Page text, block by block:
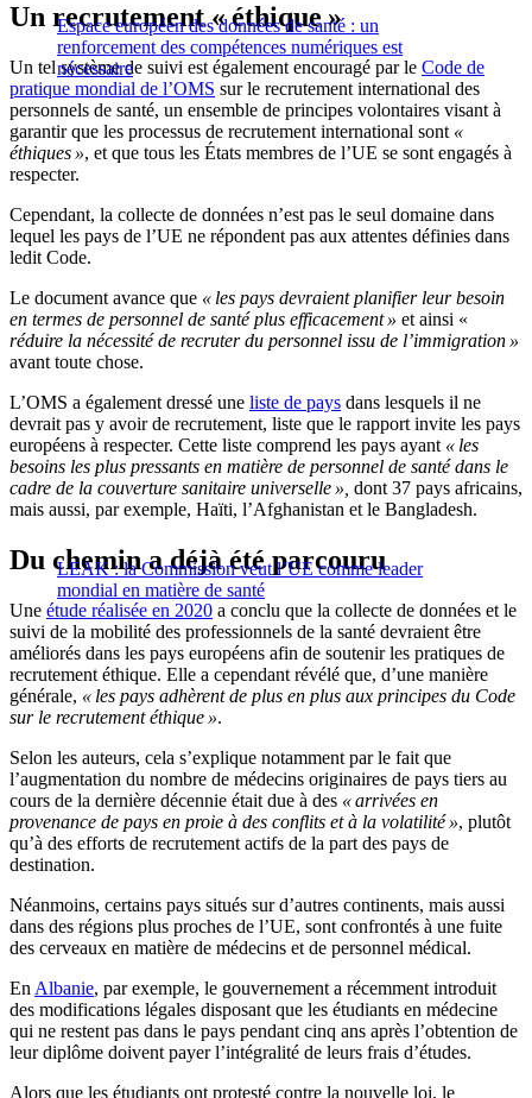
Espace européen des données de santé : un
renforcement des compétences numériques est
nécessaire
Un recrutement « éthique »
Un tel système de suivi est également encouragé par le Code de
pratique mondial de l’OMS sur le recrutement international des
personnels de santé, un ensemble de principes volontaires visant à
garantir que les processus de recrutement international sont «
éthiques », et que tous les États membres de l’UE se sont engagés à
respecter.
Cependant, la collecte de données n’est pas le seul domaine dans
lequel les pays de l’UE ne répondent pas aux attentes définies dans
ledit Code.
Le document avance que « les pays devraient planifier leur besoin
en termes de personnel de santé plus efficacement » et ainsi «
réduire la nécessité de recruter du personnel issu de l’immigration »
avant toute chose.
L’OMS a également dressé une liste de pays dans lesquels il ne
devrait pas y avoir de recrutement, liste que le rapport invite les pays
européens à respecter. Cette liste comprend les pays ayant « les
besoins les plus pressants en matière de personnel de santé dans le
cadre de la couverture sanitaire universelle », dont 37 pays africains,
mais aussi, par exemple, Haïti, l’Afghanistan et le Bangladesh.
LEAK : la Commission veut l’UE comme leader
mondial en matière de santé
Du chemin a déjà été parcouru
Une étude réalisée en 2020 a conclu que la collecte de données et le
suivi de la mobilité des professionnels de la santé devraient être
améliorés dans les pays européens afin de soutenir les pratiques de
recrutement éthique. Elle a cependant révélé que, d’une manière
générale, « les pays adhèrent de plus en plus aux principes du Code
sur le recrutement éthique ».
Selon les auteurs, cela s’explique notamment par le fait que
l’augmentation du nombre de médecins originaires de pays tiers au
cours de la dernière décennie était due à des « arrivées en
provenance de pays en proie à des conflits et à la volatilité », plutôt
qu’à des efforts de recrutement actifs de la part des pays de
destination.
Néanmoins, certains pays situés sur d’autres continents, mais aussi
dans des régions plus proches de l’UE, sont confrontés à une fuite
des cerveaux en matière de médecins et de personnel médical.
En Albanie, par exemple, le gouvernement a récemment introduit
des modifications légales disposant que les étudiants en médecine
qui ne restent pas dans le pays pendant cinq ans après l’obtention de
leur diplôme doivent payer l’intégralité de leurs frais d’études.
Alors que les étudiants ont protesté contre la nouvelle loi, le